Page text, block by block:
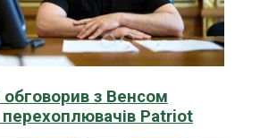
з Венсом
Patriot